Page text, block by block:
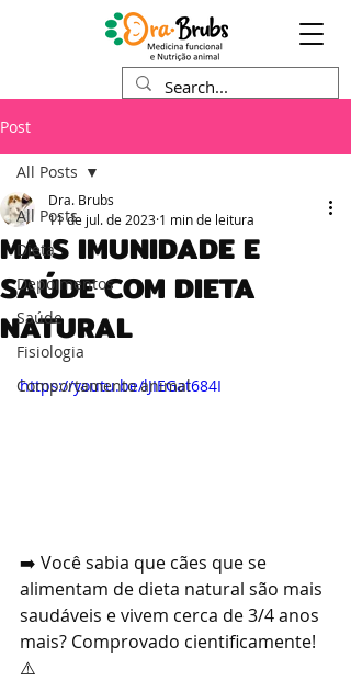
Post
All Posts
Dieta
Depoimentos
Saúde
Fisiologia
Comportamento animal
All Posts
MAIS IMUNIDADE E
SAÚDE COM DIETA
NATURAL
Dra. Brubs
11 de jul. de 2023 1 min de leitura
https://youtu.be/lJIEGat684I
➡️ Você sabia que cães que se
alimentam de dieta natural são mais
saudáveis e vivem cerca de 3/4 anos
mais? Comprovado cientificamente!
⚠️